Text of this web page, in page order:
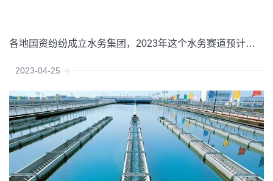
各地国资纷纷成立水务集团，2023年这个水务赛道预计要火？
2023-04-25